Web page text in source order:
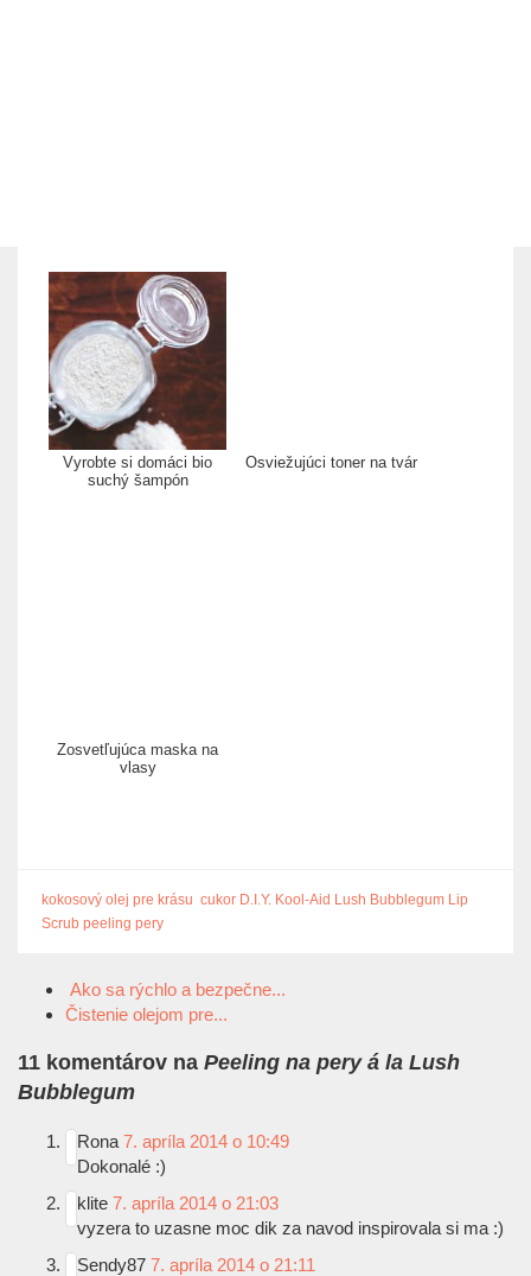
Vyrobte si domáci bio
suchý šampón
Osviežujúci toner na tvár
Zosvetľujúca maska na
vlasy
kokosový olej pre krásu cukor D.I.Y. Kool-Aid Lush Bubblegum Lip
Scrub peeling pery
Ako sa rýchlo a bezpečne...
Čistenie olejom pre...
11 komentárov na Peeling na pery á la Lush
Bubblegum
Rona 7. apríla 2014 o 10:49
Dokonalé :)
klite 7. apríla 2014 o 21:03
vyzera to uzasne moc dik za navod inspirovala si ma :)
Sendy87 7. apríla 2014 o 21:11